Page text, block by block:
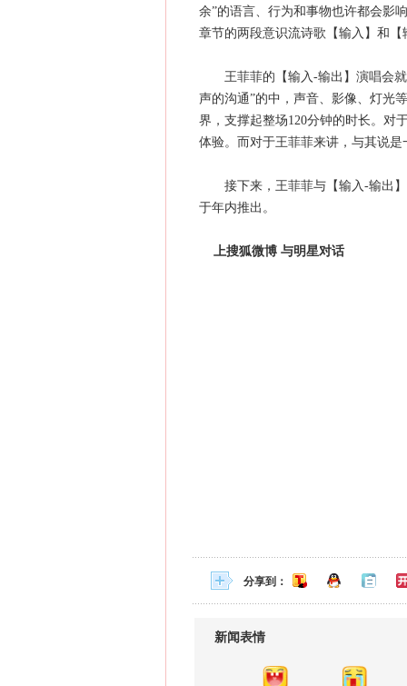
余”的语言、行为和事物也许都会影
章节的两段意识流诗歌【输入】和
王菲菲的【输入-输出】演唱会就
声的沟通”的中，声音、影像、灯光
界，支撑起整场120分钟的时长。对
体验。而对于王菲菲来讲，与其说
接下来，王菲菲与【输入-输出】
于年内推出。
上搜狐微博 与明星对话
分享到：
新闻表情